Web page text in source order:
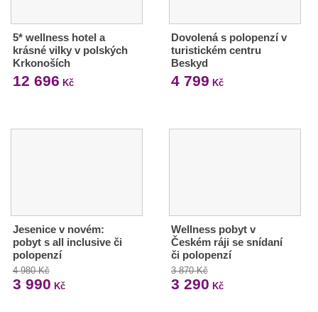
5* wellness hotel a
krásné vilky v polských
Krkonoších
12 696 Kč
Dovolená s polopenzí v
turistickém centru
Beskyd
4 799 Kč
Jesenice v novém:
pobyt s all inclusive či
polopenzí
4 980 Kč
3 990 Kč
Wellness pobyt v
Českém ráji se snídaní
či polopenzí
3 870 Kč
3 290 Kč